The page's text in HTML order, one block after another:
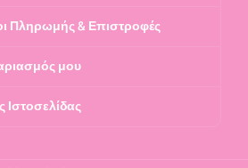
Πληρωμής & Επιστροφές
μου
Ιστοσελίδας